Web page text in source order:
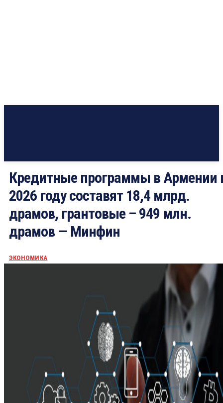
Кредитные программы в Армении
2026 году составят 18,4 млрд.
драмов, грантовые – 949 млн.
драмов — Минфин
ЭКОНОМИКА